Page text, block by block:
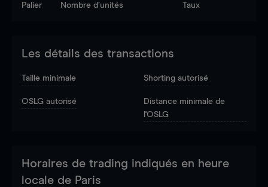
Palier Nombre d’unités Taux
Les détails des transactions
Taille minimale Shorting autorisé
OSLG autorisé
Distance minimale de
l'OSLG
Horaires de trading indiqués en heure
locale de Paris